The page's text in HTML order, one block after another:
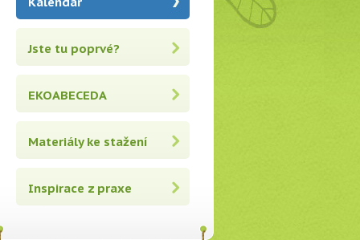
Jste tu poprvé?
EKOABECEDA
Materiály ke stažení
Inspirace z praxe